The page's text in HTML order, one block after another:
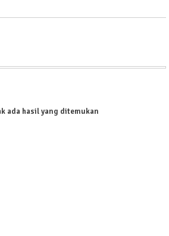
ada hasil yang ditemukan